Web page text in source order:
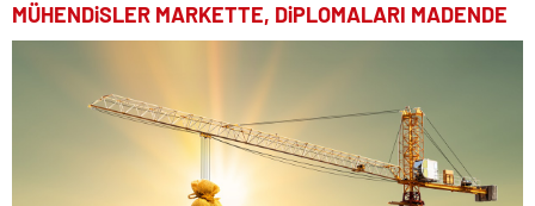
MÜHENDiSLER MARKETTE, DiPLOMALARI MADENDE